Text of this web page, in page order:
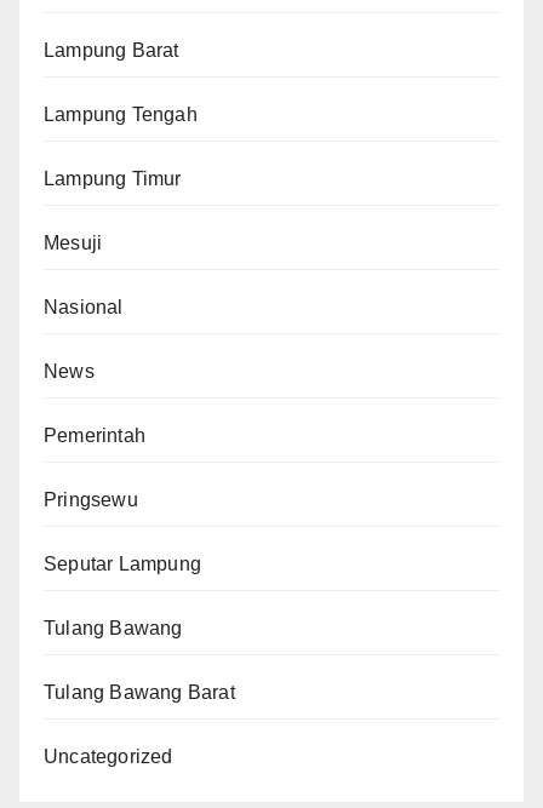
Lampung Barat
Lampung Tengah
Lampung Timur
Mesuji
Nasional
News
Pemerintah
Pringsewu
Seputar Lampung
Tulang Bawang
Tulang Bawang Barat
Uncategorized